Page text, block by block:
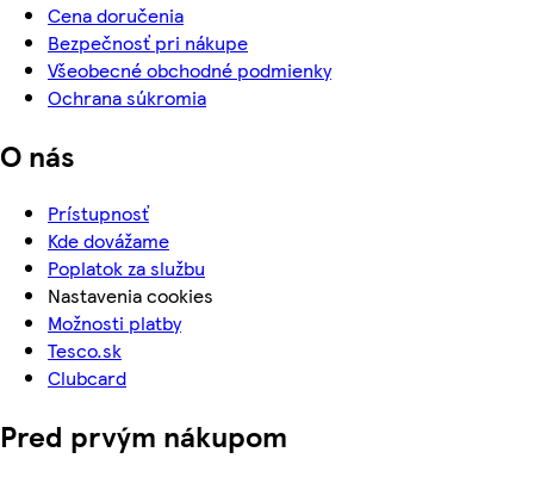
Cena doručenia
Bezpečnosť pri nákupe
Všeobecné obchodné podmienky
Ochrana súkromia
O nás
Prístupnosť
Kde dovážame
Poplatok za službu
Nastavenia cookies
Možnosti platby
Tesco.sk
Clubcard
Pred prvým nákupom